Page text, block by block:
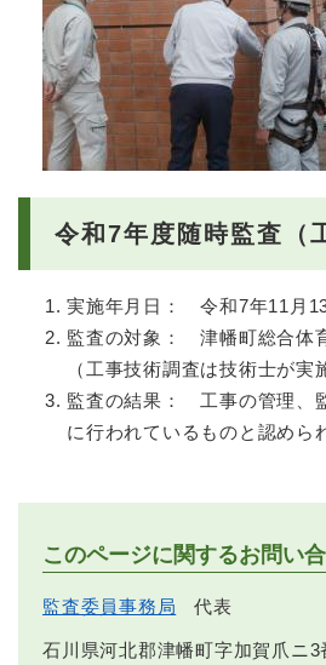
令和7年度随時監査（
実施年月日： 令和7年11月
監査の対象： 津幡町総合体
（工事技術調査は技術士が実
監査の結果： 工事の管理、
に行われているものと認めら
このページに関するお問い
監査委員事務局 代表
石川県河北郡津幡町字加賀爪ニ